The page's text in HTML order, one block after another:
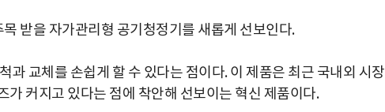
받을 자가관리형 공기청정기를 새롭게 선보인다.
과 교체를 손쉽게 할 수 있다는 점이다. 이 제품은 최근 국내외 시장
커지고 있다는 점에 착안해 선보이는 혁신 제품이다.